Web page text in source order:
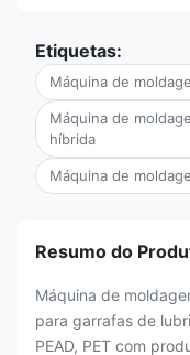
Etiquetas:
Máquina de
Máquina de
híbrida
Máquina de
Resumo do
Máquina de
para garrafas de
PEAD, PET com